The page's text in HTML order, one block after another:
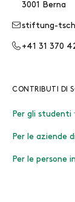
3001 Berna
stiftung-
+41 31 370
CONTRIBUTI DI
Per gli studenti
Per le aziende
Per le persone